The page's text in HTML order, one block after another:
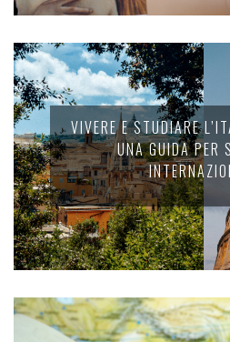
VIVERE E STUDIARE
UNA GUIDA PER